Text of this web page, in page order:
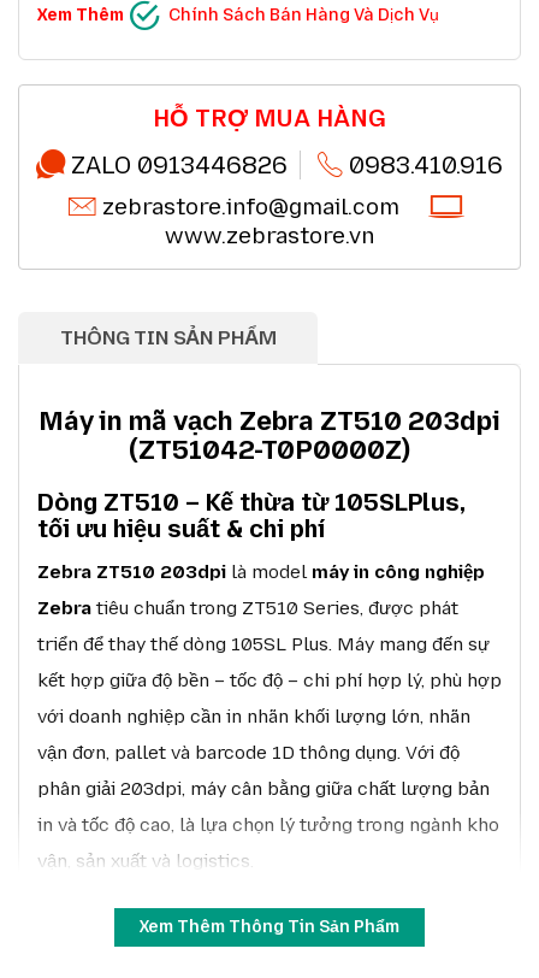
CHÍNH SÁCH BÁN HÀNG VÀ DỊCH VỤ
Ưu đãi chuỗi cửa hàng, siêu thị
Ưu đãi khách hàng doanh nghiệp cả FDI Chi tiết
Đổi mới sản phẩm trong 7 ngày đầu (*) Chi tiết
Mua online - giao hàng nhanh chóng (*) Chi tiết
Chất lượng sản phẩm chính hãng CO,CQ (*)
Thanh toán chuyển khoản QRcode (*)
Xem Thêm Chính Sách Bán Hàng Và Dịch Vụ
HỖ TRỢ MUA HÀNG
ZALO 0913446826
0983.410.916
zebrastore.info@gmail.com
www.zebrastore.vn
THÔNG TIN SẢN PHẨM
Máy in mã vạch Zebra ZT510 203dpi
(ZT51042-T0P0000Z)
Dòng ZT510 – Kế thừa từ 105SLPlus,
tối ưu hiệu suất & chi phí
Zebra ZT510 203dpi là model máy in công nghiệp
Zebratiêu chuẩn trong ZT510 Series, được phát
triển để thay thế dòng 105SL Plus. Máy mang đến sự
kết hợp giữa độ bền – tốc độ – chi phí hợp lý, phù hợp
với doanh nghiệp cần in nhãn khối lượng lớn, nhãn
vận đơn, pallet và barcode 1D thông dụng. Với độ
phân giải 203dpi, máy cân bằng giữa chất lượng bản
in và tốc độ cao, là lựa chọn lý tưởng trong ngành kho
vận, sản xuất và logistics.
Xem Thêm Thông Tin Sản Phẩm